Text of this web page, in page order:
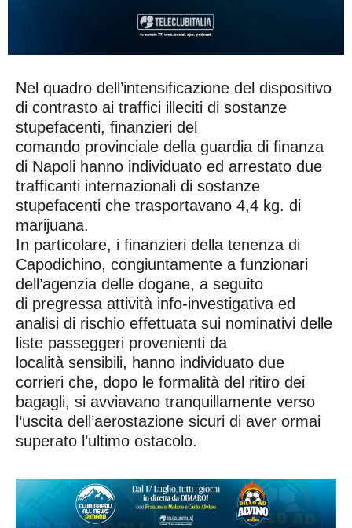
Nel quadro dell’intensificazione del dispositivo
di contrasto ai traffici illeciti di sostanze
stupefacenti, finanzieri del
comando provinciale della guardia di finanza
di Napoli hanno individuato ed arrestato due
trafficanti internazionali di sostanze
stupefacenti che trasportavano 4,4 kg. di
marijuana.
In particolare, i finanzieri della tenenza di
Capodichino, congiuntamente a funzionari
dell’agenzia delle dogane, a seguito
di pregressa attività info-investigativa ed
analisi di rischio effettuata sui nominativi delle
liste passeggeri provenienti da
località sensibili, hanno individuato due
corrieri che, dopo le formalità del ritiro dei
bagagli, si avviavano tranquillamente verso
l’uscita dell’aerostazione sicuri di aver ormai
superato l’ultimo ostacolo.